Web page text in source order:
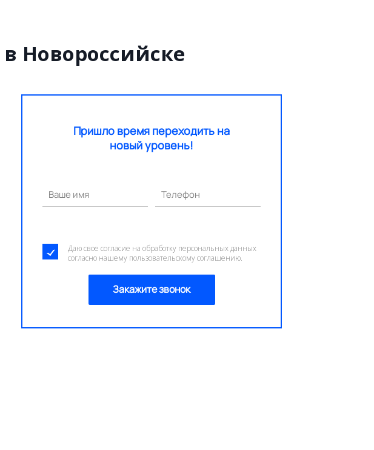
в Новороссийске
Пришло время переходить на
новый уровень!
Ваше имя Телефон
Даю свое согласие на обработку персональных данных
согласно нашему пользовательскому соглашению.
Закажите звонок